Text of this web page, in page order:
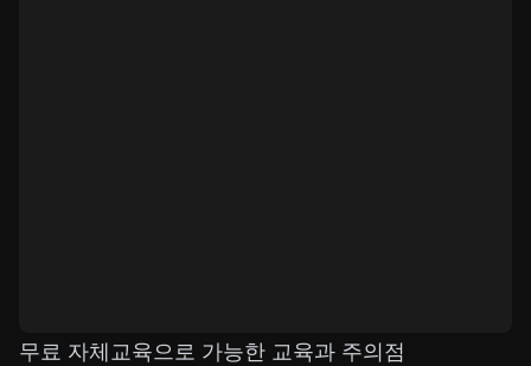
무료 자체교육으로 가능한 교육과 주의점